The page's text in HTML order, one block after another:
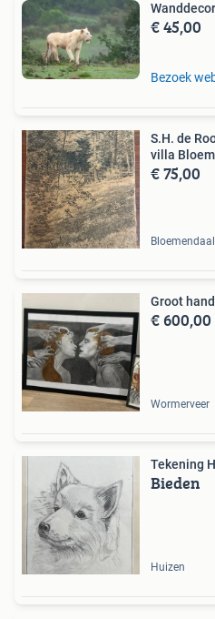
€ 45,00
Bezoek
S.H. de
villa
€ 75,00
Bloemendaal
Groot
€ 600,00
Wormerveer
Tekening
Bieden
Huizen